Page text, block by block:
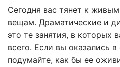
Сегодня вас тянет к
вещам. Драматические и
это те занятия, в которых
всего. Если вы оказались
подумайте, как бы ее